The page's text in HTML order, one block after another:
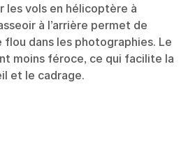
les vols en hélicoptère à
à l’arrière permet de
dans les photographies. Le
moins féroce, ce qui facilite la
et le cadrage.